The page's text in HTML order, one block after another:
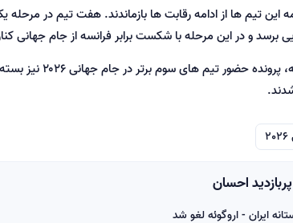
این تیم ها از ادامه رقابت ها بازماندند. هفت تیم در
برسد و در این مرحله با شکست برابر فرانسه از جام جهانی
با حذف
احسان
ایران - اروگوئه لغو شد